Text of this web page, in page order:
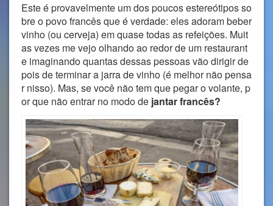
Este é provavelmente um dos poucos estereótipos so
bre o povo francês que é verdade: eles adoram beber
vinho (ou cerveja) em quase todas as refeições. Muit
as vezes me vejo olhando ao redor de um restaurant
e imaginando quantas dessas pessoas vão dirigir de
pois de terminar a jarra de vinho (é melhor não pensa
r nisso). Mas, se você não tem que pegar o volante, p
or que não entrar no modo de jantar francês?